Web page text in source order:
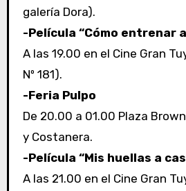
galería Dora).
-Película “Cómo entrenar
A las 19.00 en el Cine Gran
Nº 181).
-Feria Pulpo
De 20.00 a 01.00 Plaza
y Costanera.
-Película “Mis huellas a
A las 21.00 en el Cine Gran